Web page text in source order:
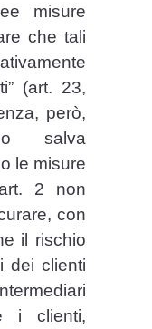
misure
che tali
(art. 23,
però,
salva
le misure
2 non
con
il rischio
dei clienti
i clienti,